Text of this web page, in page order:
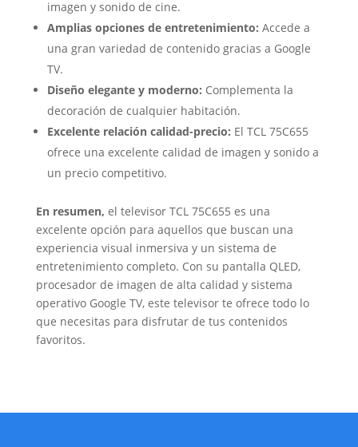
imagen y sonido de cine.
Amplias opciones de entretenimiento: Accede a
una gran variedad de contenido gracias a Google
TV.
Diseño elegante y moderno: Complementa la
decoración de cualquier habitación.
Excelente relación calidad-precio: El TCL 75C655
ofrece una excelente calidad de imagen y sonido a
un precio competitivo.
En resumen, el televisor TCL 75C655 es una
excelente opción para aquellos que buscan una
experiencia visual inmersiva y un sistema de
entretenimiento completo. Con su pantalla QLED,
procesador de imagen de alta calidad y sistema
operativo Google TV, este televisor te ofrece todo lo
que necesitas para disfrutar de tus contenidos
favoritos.